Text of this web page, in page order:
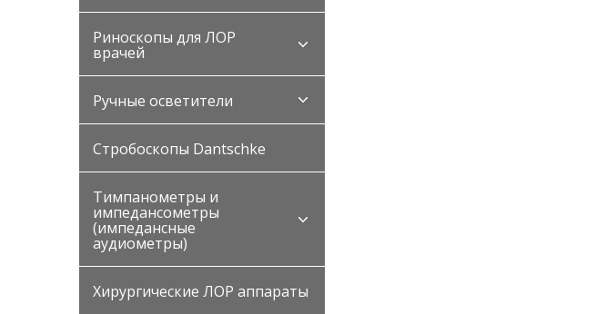
Риноскопы для ЛОР
врачей
Ручные осветители
Стробоскопы Dantschke
Тимпанометры и
импедансометры
(импедансные
аудиометры)
Хирургические ЛОР аппараты